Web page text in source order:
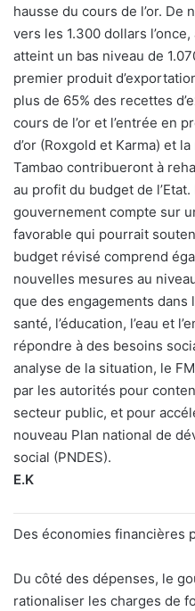
hausse du cours de l’or. De
vers les 1.300 dollars
atteint un bas niveau de
premier produit
plus de 65% des recettes
cours de l’or et l’entrée en
d’or (Roxgold et Karma) et
Tambao contribueront à
au profit du budget de
gouvernement compte sur
favorable qui pourrait
budget révisé comprend
nouvelles mesures au
que des engagements dans
santé, l’éducation, l’eau et
répondre à des besoins
analyse de la situation, le
par les autorités pour
secteur public, et pour
nouveau Plan national de
social (PNDES).
E.K
Des économies financières
Du côté des dépenses, le
rationaliser les charges de